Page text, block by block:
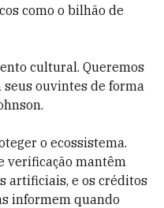
como o bilhão de
cultural. Queremos
ouvintes de forma
o ecossistema.
verificação mantêm
artificiais, e os créditos
informem quando